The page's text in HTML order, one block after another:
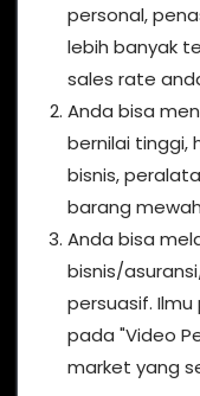
personal,
lebih banyak
sales rate
Anda bisa
bernilai tinggi,
bisnis,
barang
Anda bisa
bisnis/
persuasif.
pada "Video
market yang